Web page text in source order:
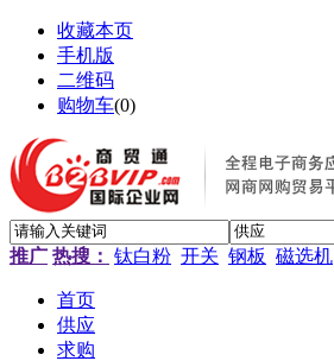
收藏本页
手机版
二维码
购物车(0)
推广 热搜： 钛白粉 开关 钢板 磁选机
首页
供应
求购